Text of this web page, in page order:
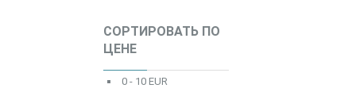
СОРТИРОВАТЬ ПО
ЦЕНЕ
0 - 10 EUR